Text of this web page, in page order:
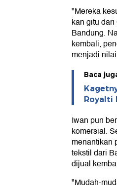
"Mereka
kan gitu
Bandung.
kembali,
menjadi
Baca
Royalti
Iwan pun
komersial.
menantikan
tekstil dari
dijual
"Mudah-